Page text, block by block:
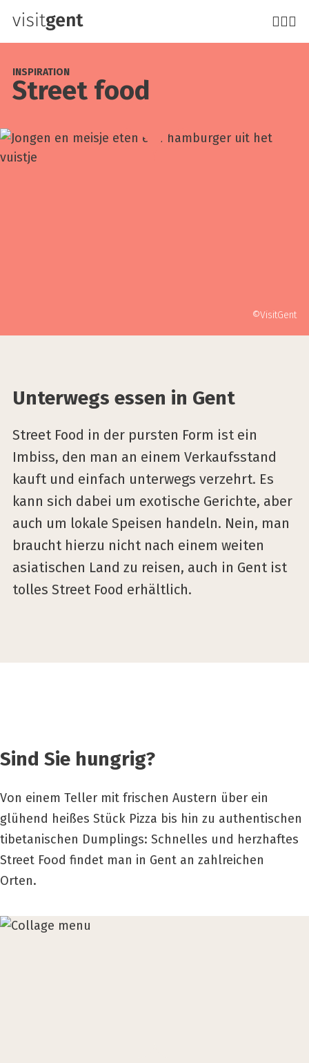
Direkt
zum
Street food
INSPIRATION
©VisitGent
Unterwegs essen in Gent
Street Food in der pursten Form ist ein
Imbiss, den man an einem Verkaufsstand
kauft und einfach unterwegs verzehrt. Es
kann sich dabei um exotische Gerichte, aber
auch um lokale Speisen handeln. Nein, man
braucht hierzu nicht nach einem weiten
asiatischen Land zu reisen, auch in Gent ist
tolles Street Food erhältlich.
Sind Sie hungrig?
Von einem Teller mit frischen Austern über ein
glühend heißes Stück Pizza bis hin zu authentischen
tibetanischen Dumplings: Schnelles und herzhaftes
Street Food findet man in Gent an zahlreichen
Orten.